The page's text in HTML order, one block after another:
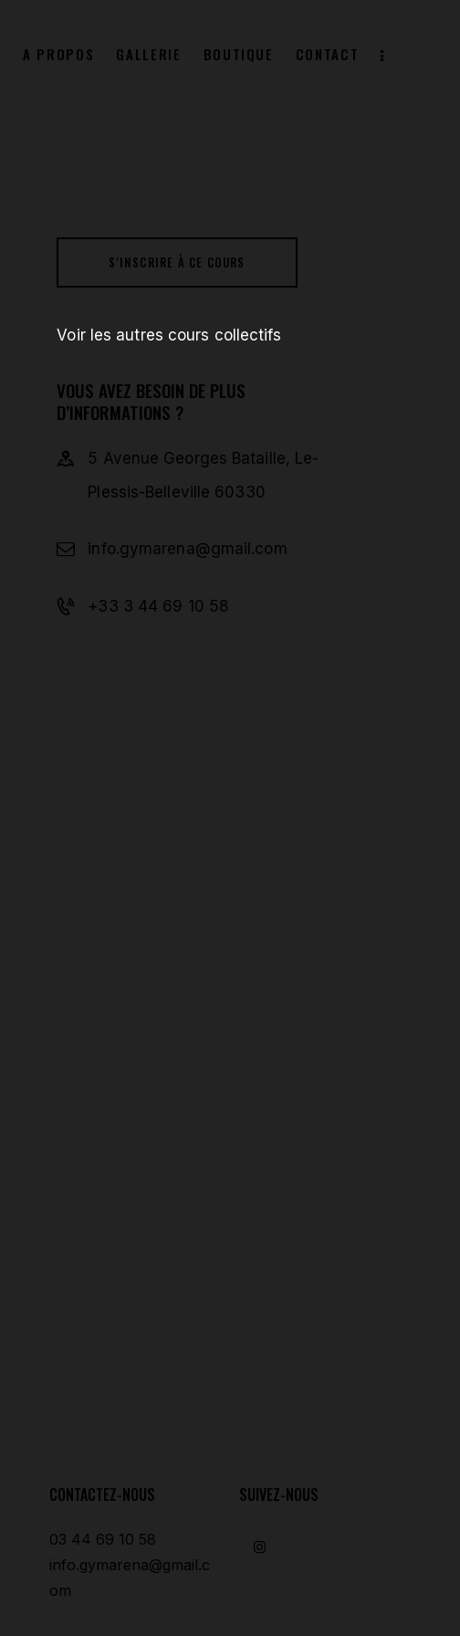
A PROPOS GALLERIE BOUTIQUE CONTACT
S'INSCRIRE À CE COURS
Voir les autres cours collectifs
VOUS AVEZ BESOIN DE PLUS
D’INFORMATIONS ?
5 Avenue Georges Bataille, Le-
Plessis-Belleville 60330
info.gymarena@gmail.com
+33 3 44 69 10 58
CONTACTEZ-NOUS
03 44 69 10 58
info.gymarena@gmail.c
om
SUIVEZ-NOUS